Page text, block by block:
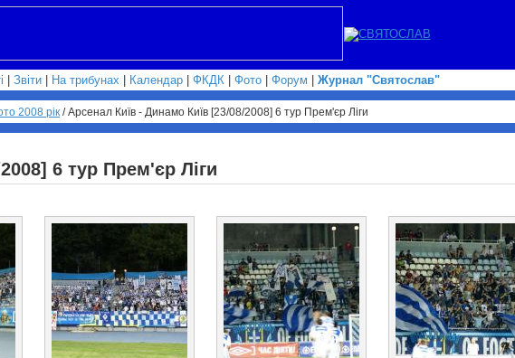
Звіти На трибунах Календар ФКДК Фото Форум Журнал "Святослав"
2008 рік /Арсенал Київ - Динамо Київ [23/08/2008] 6 тур Прем'єр Ліги
6 тур Прем'єр Ліги